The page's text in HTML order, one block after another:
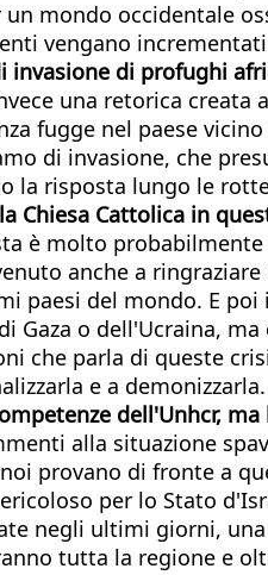
mondo occidentale
vengano
invasione di profughi
una retorica
fugge nel paese
di invasione, che
la risposta lungo le
Chiesa Cattolica in
è molto
anche a
paesi del mondo. E
Gaza o dell'Ucraina,
che parla di queste
e a demonizzarla.
dell'Unhcr,
alla situazione
provano di fronte a
per lo Stato
negli ultimi giorni,
tutta la regione e